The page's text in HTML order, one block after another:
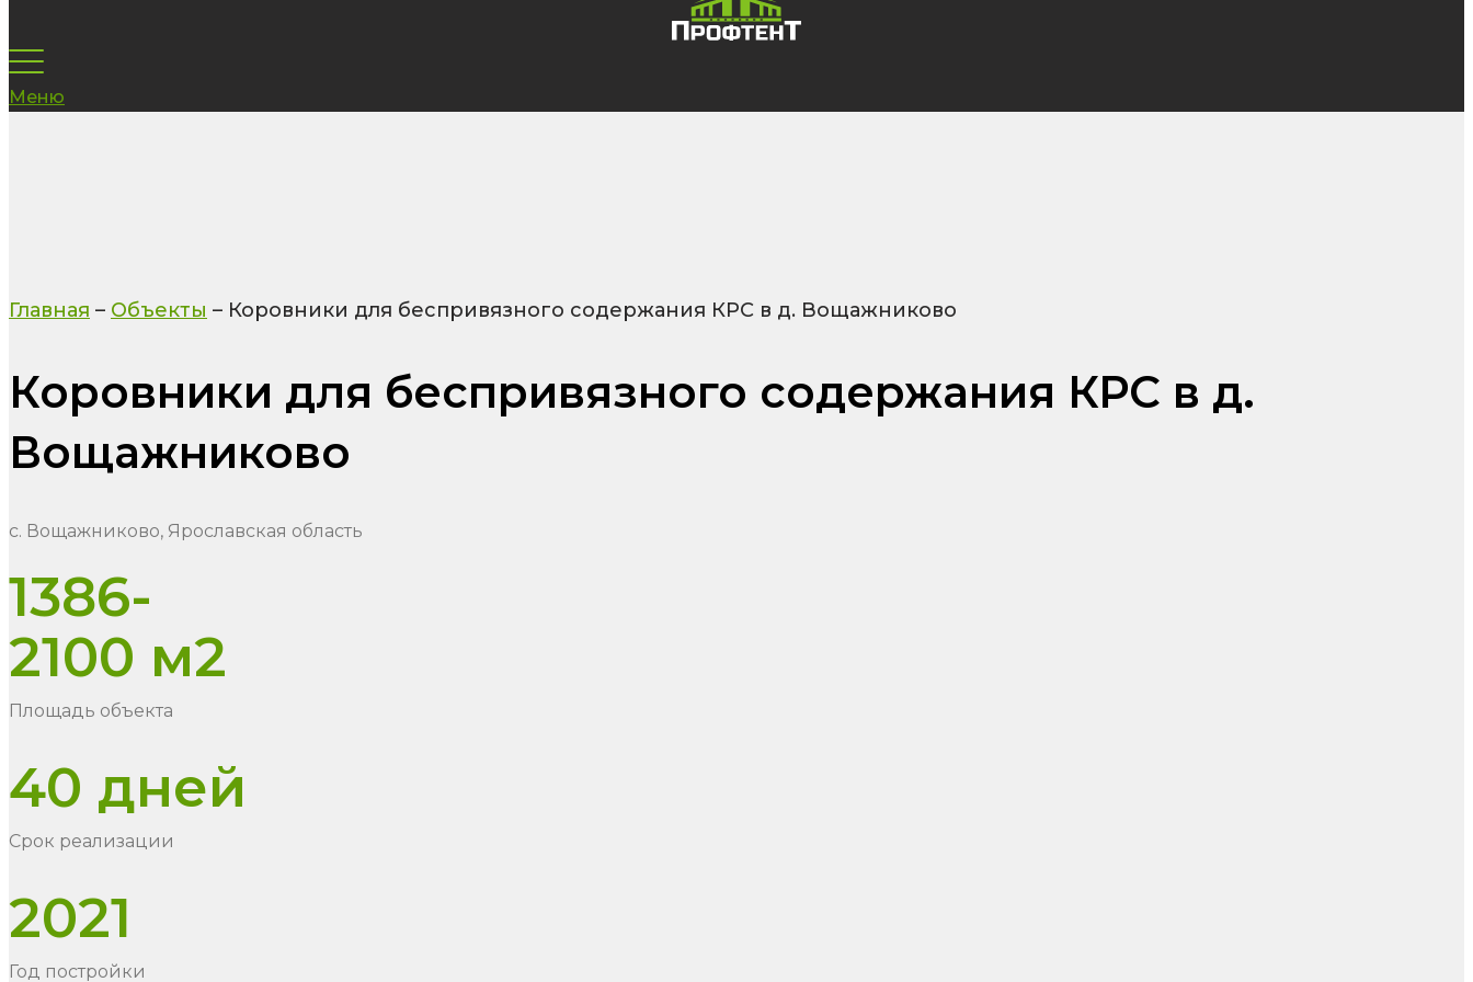
Меню
Главная – Объекты – Коровники для беспривязного содержания КРС в д. Вощажниково
Коровники для беспривязного содержания КРС в д.
Вощажниково
с. Вощажниково, Ярославская область
1386-
2100 м2
Площадь объекта
40 дней
Срок реализации
2021
Год постройки